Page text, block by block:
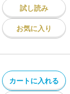
試し読み
お気に入り
カートに入れる